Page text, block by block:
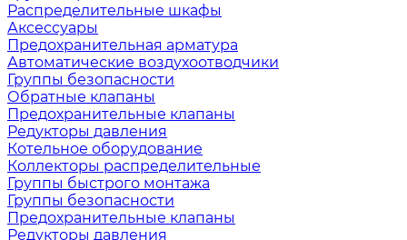
Распределительные шкафы
Аксессуары
Предохранительная арматура
Автоматические воздухоотводчики
Группы безопасности
Обратные клапаны
Предохранительные клапаны
Редукторы давления
Котельное оборудование
Коллекторы распределительные
Группы быстрого монтажа
Группы безопасности
Предохранительные клапаны
Редукторы давления